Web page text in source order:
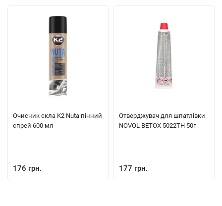
Очисник скла K2 Nuta пінний
спрей 600 мл
176 грн.
Отверджувач для шпатлівки
NOVOL BETOX 5022ТН 50г
177 грн.